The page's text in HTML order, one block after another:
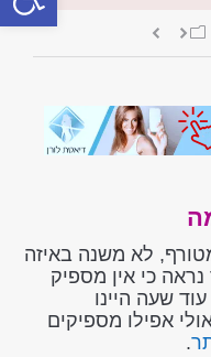
בקצב מטורף, לא משנה באיזה
כי אין מספיק
שעה היינו
אפילו מספיקים
.